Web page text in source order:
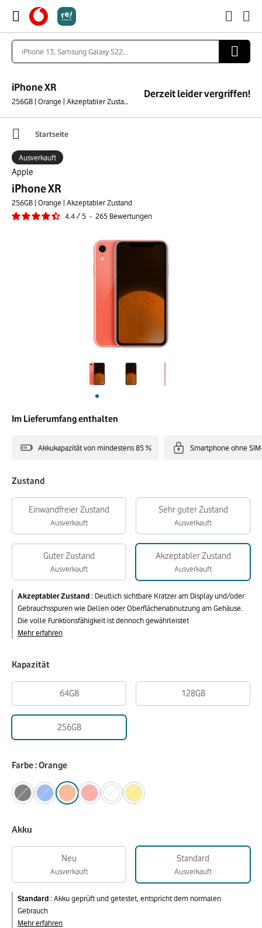
iPhone XR
256GB | Orange | Akzeptabler Zustand
Derzeit leider vergriffen!
Startseite
Apple
iPhone XR
256GB | Orange | Akzeptabler Zustand
4.4/5 - 265 Bewertungen
Ausverkauft
Im Lieferumfang enthalten
Akkukapazität von mindestens 85 % Smartphone ohne
Zustand
Einwandfreier Zustand
Ausverkauft
Sehr guter Zustand
Ausverkauft
Guter Zustand
Ausverkauft
Akzeptabler Zustand
Ausverkauft
Akzeptabler Zustand: Deutlich sichtbare Kratzer am Display und/oder
Gebrauchsspuren wie Dellen oder Oberflächenabnutzung am Gehäuse.
Die volle Funktionsfähigkeit ist dennoch gewährleistet
Mehr erfahren
Kapazität
64GB 128GB
256GB
Farbe : Orange
Akku
Neu
Ausverkauft
Standard
Ausverkauft
Standard: Akku geprüft und getestet, entspricht dem normalen
Gebrauch
Mehr erfahren